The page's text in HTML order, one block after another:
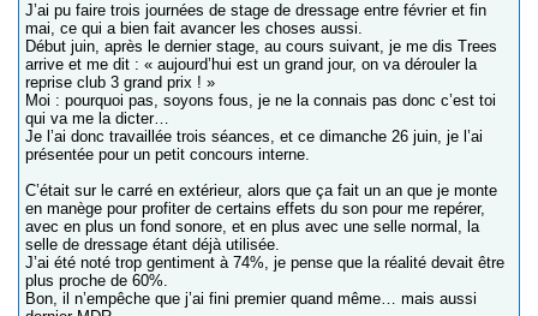
J’ai pu faire trois journées de stage de dressage entre février et fin
mai, ce qui a bien fait avancer les choses aussi.
Début juin, après le dernier stage, au cours suivant, je me dis Trees
arrive et me dit : « aujourd’hui est un grand jour, on va dérouler la
reprise club 3 grand prix ! »
Moi : pourquoi pas, soyons fous, je ne la connais pas donc c’est toi
qui va me la dicter…
Je l’ai donc travaillée trois séances, et ce dimanche 26 juin, je l’ai
présentée pour un petit concours interne.
C’était sur le carré en extérieur, alors que ça fait un an que je monte
en manège pour profiter de certains effets du son pour me repérer,
avec en plus un fond sonore, et en plus avec une selle normal, la
selle de dressage étant déjà utilisée.
J’ai été noté trop gentiment à 74%, je pense que la réalité devait être
plus proche de 60%.
Bon, il n’empêche que j’ai fini premier quand même… mais aussi